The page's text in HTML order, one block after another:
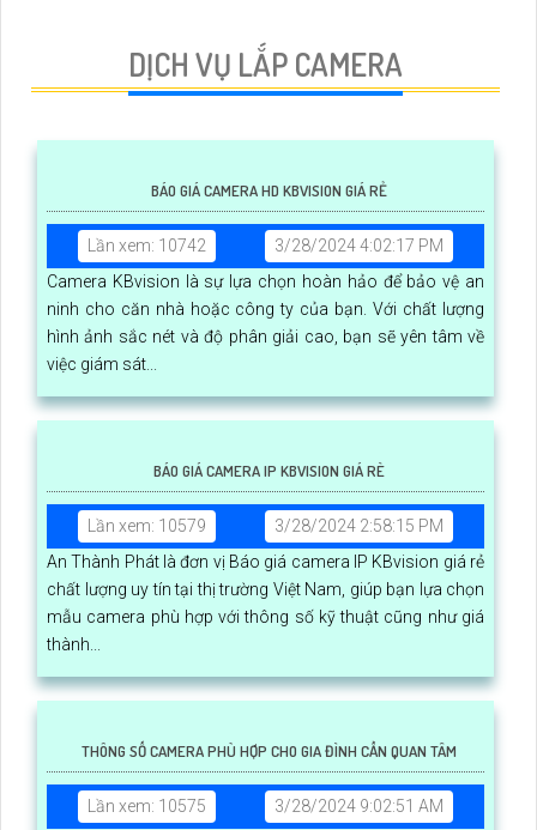
DỊCH VỤ LẮP CAMERA
BÁO GIÁ CAMERA HD KBVISION GIÁ RẺ
Lần xem: 10742
3/28/2024 4:02:17 PM
Camera KBvision là sự lựa chọn hoàn hảo để bảo vệ an
ninh cho căn nhà hoặc công ty của bạn. Với chất lượng
hình ảnh sắc nét và độ phân giải cao, bạn sẽ yên tâm về
việc giám sát...
BÁO GIÁ CAMERA IP KBVISION GIÁ RÈ
Lần xem: 10579
3/28/2024 2:58:15 PM
An Thành Phát là đơn vị Báo giá camera IP KBvision giá rẻ
chất lượng uy tín tại thị trường Việt Nam, giúp bạn lựa chọn
mẫu camera phù hợp với thông số kỹ thuật cũng như giá
thành...
THÔNG SỐ CAMERA PHÙ HỢP CHO GIA ĐÌNH CẦN QUAN TÂM
Lần xem: 10575
3/28/2024 9:02:51 AM